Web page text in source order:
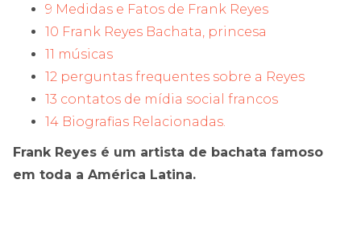
9 Medidas e Fatos de Frank Reyes
10 Frank Reyes Bachata, princesa
11 músicas
12 perguntas frequentes sobre a Reyes
13 contatos de mídia social francos
14 Biografias Relacionadas.
Frank Reyes é um artista de bachata famoso
em toda a América Latina.